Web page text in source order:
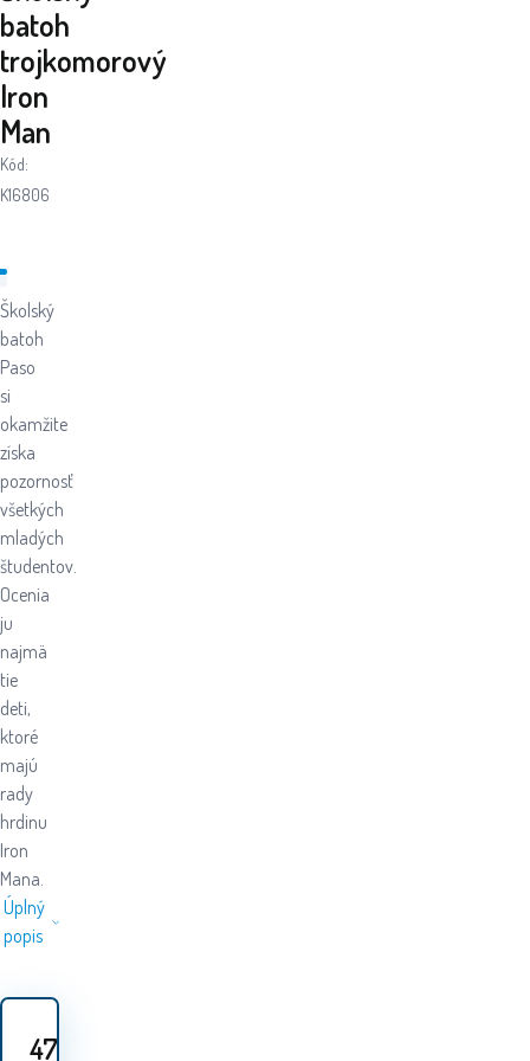
batoh
trojkomorový
Iron
Man
Kód:
K16806
Školský
batoh
Paso
si
okamžite
získa
pozornosť
všetkých
mladých
študentov.
Ocenia
ju
najmä
tie
deti,
ktoré
majú
rady
hrdinu
Iron
Mana.
Úplný
popis
47.80